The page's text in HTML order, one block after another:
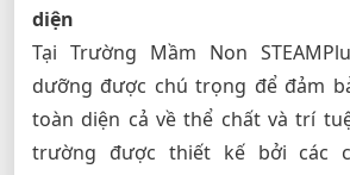
diện
Tại Trường Mầm Non
dưỡng được chú trọng để đảm
toàn diện cả về thể chất và trí
trường được thiết kế bởi các